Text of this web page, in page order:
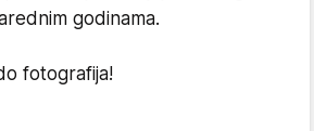
godinama.
fotografija!